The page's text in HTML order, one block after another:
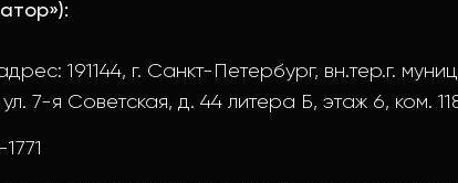
191144, г. Санкт-Петербург, вн.тер.г.
7-я Советская, д. 44 литера Б, этаж 6, ком.